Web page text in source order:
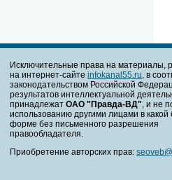
Исключительные права на материалы,
на интернет-сайте infokanal55.ru , в
законодательством Российской
результатов интеллектуальной
принадлежат ОАО "Правда-ВД" , и не
использованию другими лицами в
форме без письменного разрешения
правообладателя.
Приобретение авторских прав: